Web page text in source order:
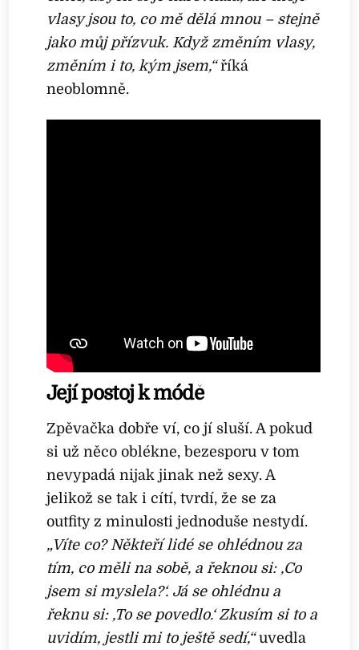
vlasy jsou to, co mě dělá mnou – stejně
jako můj přízvuk. Když změním vlasy,
změním i to, kým jsem,“říká
neoblomně.
Její postoj k módě
Zpěvačka dobře ví, co jí sluší. A pokud
si už něco oblékne, bezesporu v tom
nevypadá nijak jinak než sexy. A
jelikož se tak i cítí, tvrdí, že se za
outfity z minulosti jednoduše nestydí.
„Víte co? Někteří lidé se ohlédnou za
tím, co měli na sobě, a řeknou si: ‚Co
jsem si myslela?‘. Já se ohlédnu a
řeknu si: ‚To se povedlo.‘ Zkusím si to a
uvidím, jestli mi to ještě sedí,“uvedla